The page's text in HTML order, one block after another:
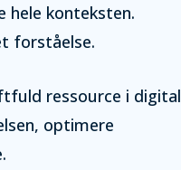
hele konteksten.
forståelse.
ressource i digital
optimere